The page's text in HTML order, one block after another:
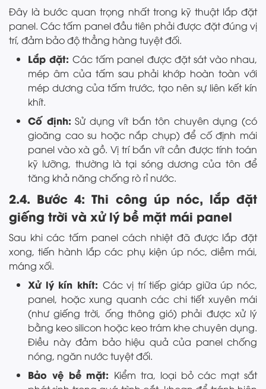
Đây là bước quan trọng nhất trong kỹ thuật lắp đặt
panel. Các tấm panel đầu tiên phải được đặt đúng vị
trí, đảm bảo độ thẳng hàng tuyệt đối.
Lắp đặt:Các tấm panel được đặt sát vào nhau,
mép âm của tấm sau phải khớp hoàn toàn với
mép dương của tấm trước, tạo nên sự liên kết kín
khít.
Cố định: Sử dụng vít bắn tôn chuyên dụng (có
gioăng cao su hoặc nắp chụp) để cố định mái
panel vào xà gồ. Vị trí bắn vít cần được tính toán
kỹ lưỡng, thường là tại sóng dương của tôn để
tăng khả năng chống rò rỉ nước.
2.4. Bước 4: Thi công úp nóc, lắp đặt
giếng trời và xử lý bề mặt mái panel
Sau khi các tấm panel cách nhiệt đã được lắp đặt
xong, tiến hành lắp các phụ kiện úp nóc, diềm mái,
máng xối.
Xử lý kín khít: Các vị trí tiếp giáp giữa úp nóc,
panel, hoặc xung quanh các chi tiết xuyên mái
(như giếng trời, ống thông gió) phải được xử lý
bằng keo silicon hoặc keo trám khe chuyên dụng.
Điều này đảm bảo hiệu quả của panel chống
nóng, ngăn nước tuyệt đối.
Bảo vệ bề mặt: Kiểm tra, loại bỏ các mạt sắt